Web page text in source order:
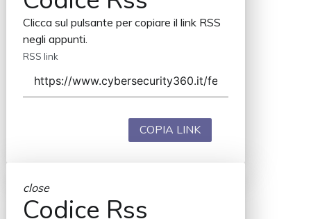
Clicca sul pulsante per copiare il link RSS
negli appunti.
RSS link
COPIA LINK
close
Codice Rss